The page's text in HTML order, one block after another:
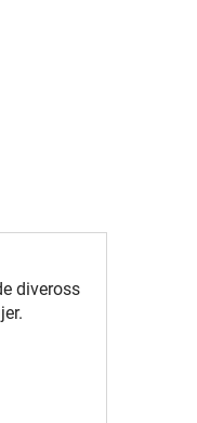
diveross